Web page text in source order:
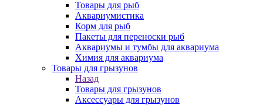
Товары для рыб
Аквариумистика
Корм для рыб
Пакеты для переноски рыб
Аквариумы и тумбы для аквариума
Химия для аквариума
Товары для грызунов
Назад
Товары для грызунов
Аксессуары для грызунов